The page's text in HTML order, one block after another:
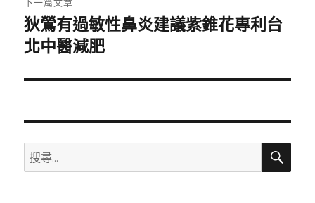
下
一
文
狄鶯有過敏性鼻炎建議紫錐花專利台
北中醫減肥
搜
尋
搜